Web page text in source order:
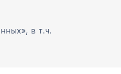
в т.ч.